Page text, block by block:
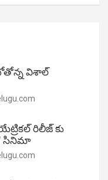
విశాల్
రిలీజ్ కు
సినిమా